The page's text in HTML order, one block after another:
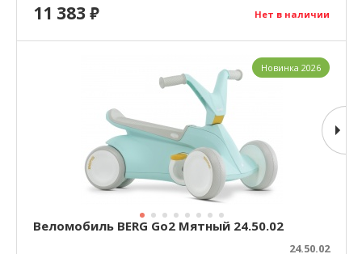
Нет в наличии
11 383₽
Веломобиль BERG Go2 Мятный 24.50.02
24.50.02
Новинка 2026